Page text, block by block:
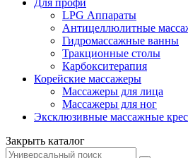
LPG Аппараты
Антицеллюлитные
Гидромассажные ванны
Тракционные столы
Карбокситерапия
Корейские массажеры
Массажеры для лица
Массажеры для ног
Эксклюзивные массажные
Закрыть каталог